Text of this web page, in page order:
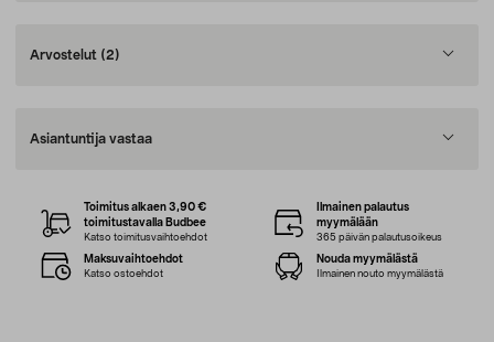
Arvostelut (2)
Asiantuntija vastaa
Toimitus alkaen 3,90 €
toimitustavalla Budbee
Katso toimitusvaihtoehdot
Ilmainen palautus
myymälään
365 päivän palautusoikeus
Maksuvaihtoehdot
Katso ostoehdot
Nouda myymälästä
Ilmainen nouto myymälästä